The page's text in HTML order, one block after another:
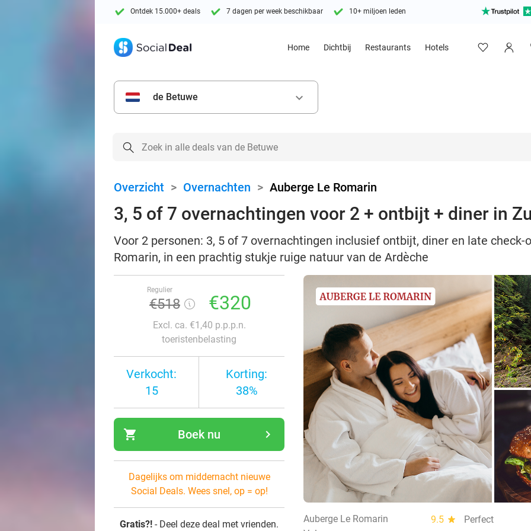
Ontdek 15.000+ deals 7 dagen per week beschikbaar 10+ miljoen leden
Home Dichtbij Restaurants Hotels
de Betuwe keyboard_arrow_down
Overzicht > Overnachten > Auberge Le Romarin
3, 5 of 7 overnachtingen voor 2 + ontbijt + diner in
Voor 2 personen: 3, 5 of 7 overnachtingen inclusief ontbijt, diner en late check-
Romarin, in een prachtig stukje ruige natuur van de Ardèche
Regulier
€518 €320
Excl. ca. €1,40 p.p.p.n.
toeristenbelasting
Verkocht:
15
Korting:
38%
shopping_cart navigate_next
Boek nu
Dagelijks om middernacht nieuwe
Social Deals. Wees snel, op = op!
Gratis?! - Deel deze deal met vrienden.
Auberge Le Romarin 9.5 star
Perfect